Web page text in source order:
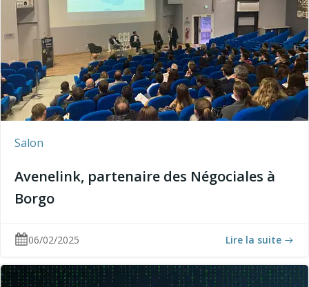
Salon
Avenelink, partenaire des Négociales à
Borgo
06/02/2025 Lire la suite